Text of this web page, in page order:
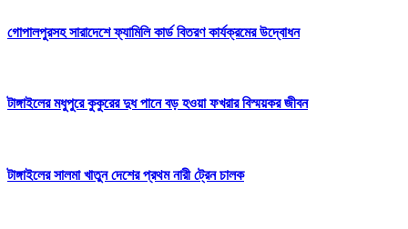
গোপালপুরসহ সারাদেশে ফ্যামিলি কার্ড বিতরণ কার্যক্রমের উদ্বোধন
টাঙ্গাইলের মধুপুরে কুকুরের দুধ পানে বড় হওয়া ফখরার বিস্ময়কর জীবন
টাঙ্গাইলের সালমা খাতুন দেশের প্রথম নারী ট্রেন চালক